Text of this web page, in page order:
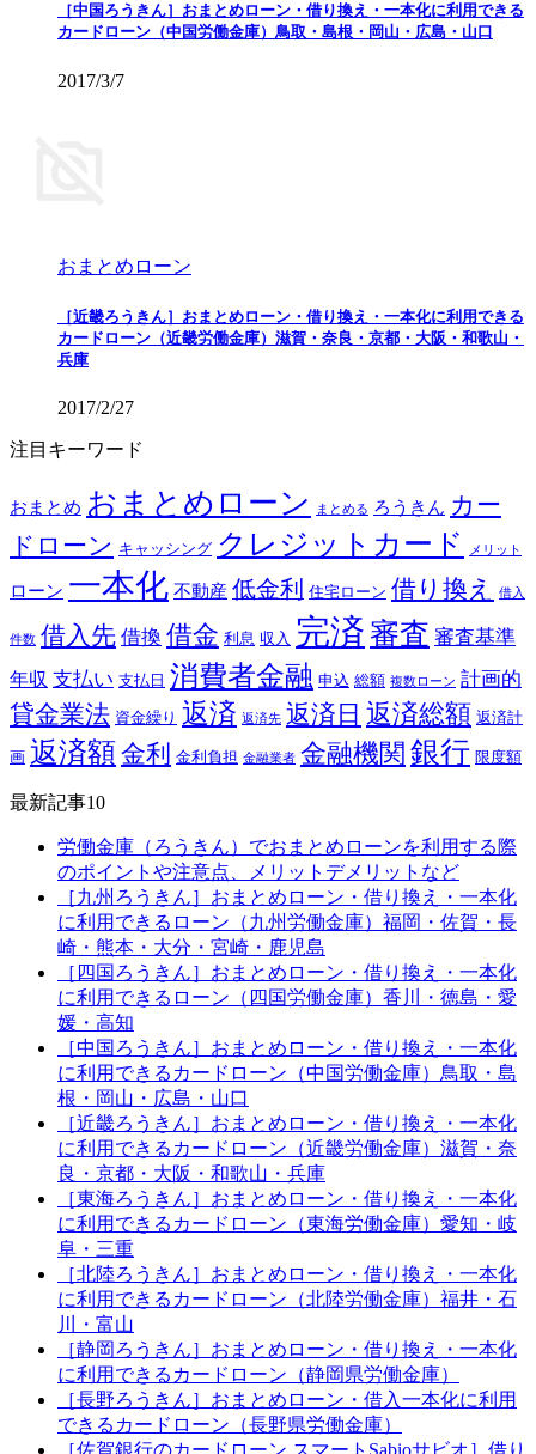
［中国ろうきん］おまとめローン・借り換え・一本化に利用できる
カードローン（中国労働金庫）鳥取・島根・岡山・広島・山口
2017/3/7
おまとめローン
［近畿ろうきん］おまとめローン・借り換え・一本化に利用できる
カードローン（近畿労働金庫）滋賀・奈良・京都・大阪・和歌山・
兵庫
2017/2/27
注目キーワード
おまとめ おまとめローン まとめる ろうきん カー
ドローン キャッシング クレジットカード メリット
ローン 一本化 不動産 低金利 住宅ローン 借り換え 借入
件数 借入先 借換 借金 利息 収入 完済 審査 審査基準
年収 支払い 支払日 消費者金融 申込 総額 複数ローン 計画的
貸金業法 資金繰り 返済 返済先 返済日 返済総額 返済計
画 返済額金利 金利負担 金融業者 金融機関 銀行 限度額
最新記事10
労働金庫（ろうきん）でおまとめローンを利用する際
のポイントや注意点、メリットデメリットなど
［九州ろうきん］おまとめローン・借り換え・一本化
に利用できるローン（九州労働金庫）福岡・佐賀・長
崎・熊本・大分・宮崎・鹿児島
［四国ろうきん］おまとめローン・借り換え・一本化
に利用できるローン（四国労働金庫）香川・徳島・愛
媛・高知
［中国ろうきん］おまとめローン・借り換え・一本化
に利用できるカードローン（中国労働金庫）鳥取・島
根・岡山・広島・山口
［近畿ろうきん］おまとめローン・借り換え・一本化
に利用できるカードローン（近畿労働金庫）滋賀・奈
良・京都・大阪・和歌山・兵庫
［東海ろうきん］おまとめローン・借り換え・一本化
に利用できるカードローン（東海労働金庫）愛知・岐
阜・三重
［北陸ろうきん］おまとめローン・借り換え・一本化
に利用できるカードローン（北陸労働金庫）福井・石
川・富山
［静岡ろうきん］おまとめローン・借り換え・一本化
に利用できるカードローン（静岡県労働金庫）
［長野ろうきん］おまとめローン・借入一本化に利用
できるカードローン（長野県労働金庫）
［佐賀銀行のカードローン スマートSabioサビオ］借り